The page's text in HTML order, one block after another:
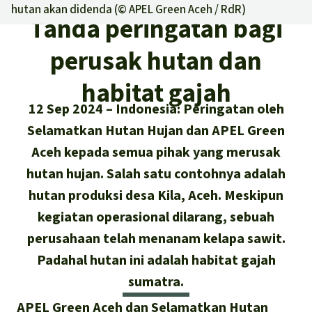
Topik kami
Biodiversitas
Pertambangan
Iklim
Hutan Hujan
Kawasan lindung
Mobil listrik
Hak-hak Alam
Berita
Sukses dan Berita demi Hutan
Hujan
Updates
Sukses
Cari
Indonesia
Deutsch
English
Español
Italiano
Hutan hujan
Donasi untuk wilayah
Asia Tenggara
Afrika
Amerika Latin
hutan akan didenda (©APEL Green Aceh / RdR)
Tanda peringatan bagi
perusak hutan dan
habitat gajah
12 Sep 2024
Indonesia: Peringatan oleh
Selamatkan Hutan Hujan dan APEL Green
Aceh kepada semua pihak yang merusak
hutan hujan. Salah satu contohnya adalah
hutan produksi desa Kila, Aceh. Meskipun
kegiatan operasional dilarang, sebuah
perusahaan telah menanam kelapa sawit.
Padahal hutan ini adalah habitat gajah
sumatra.
APEL Green Aceh dan Selamatkan Hutan